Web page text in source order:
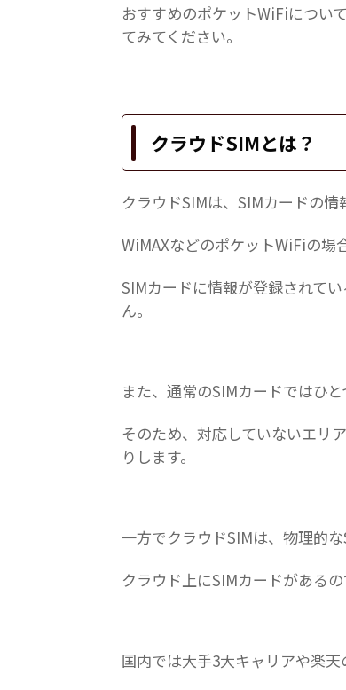
おすすめのポケットWiFiについ
てみてください。
クラウドSIMとは？
クラウドSIMは、SIMカードの情
WiMAXなどのポケットWiFiの場
SIMカードに情報が登録されて
ん。
また、通常のSIMカードではひ
そのため、対応していないエリ
りします。
一方でクラウドSIMは、物理的
クラウド上にSIMカードがある
国内では大手3大キャリアや楽